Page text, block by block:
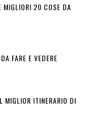
MIGLIORI 20 COSE DA
FARE E VEDERE
MIGLIOR ITINERARIO DI